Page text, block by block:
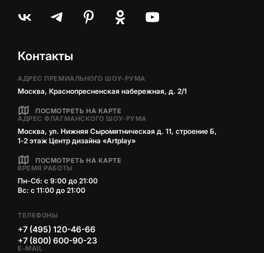
Контакты
АДРЕС ПРЕМИАЛЬНОГО ШОУ-РУМА
Москва, Краснопресненская набережная, д. 2/1
ПОСМОТРЕТЬ НА КАРТЕ
АДРЕС ФЛАГМАНСКОГО ШОУ-РУМА
Москва, ул. Нижняя Сыромятническая д. 11, строение Б,
1‑2 этаж Центр дизайна «Artplay»
ПОСМОТРЕТЬ НА КАРТЕ
ВРЕМЯ РАБОТЫ
Пн-Сб: с 9:00 до 21:00
Вс: с 11:00 до 21:00
ТЕЛЕФОНЫ
+7 (495) 120-46-66
+7 (800) 600-90-23
E-MAIL